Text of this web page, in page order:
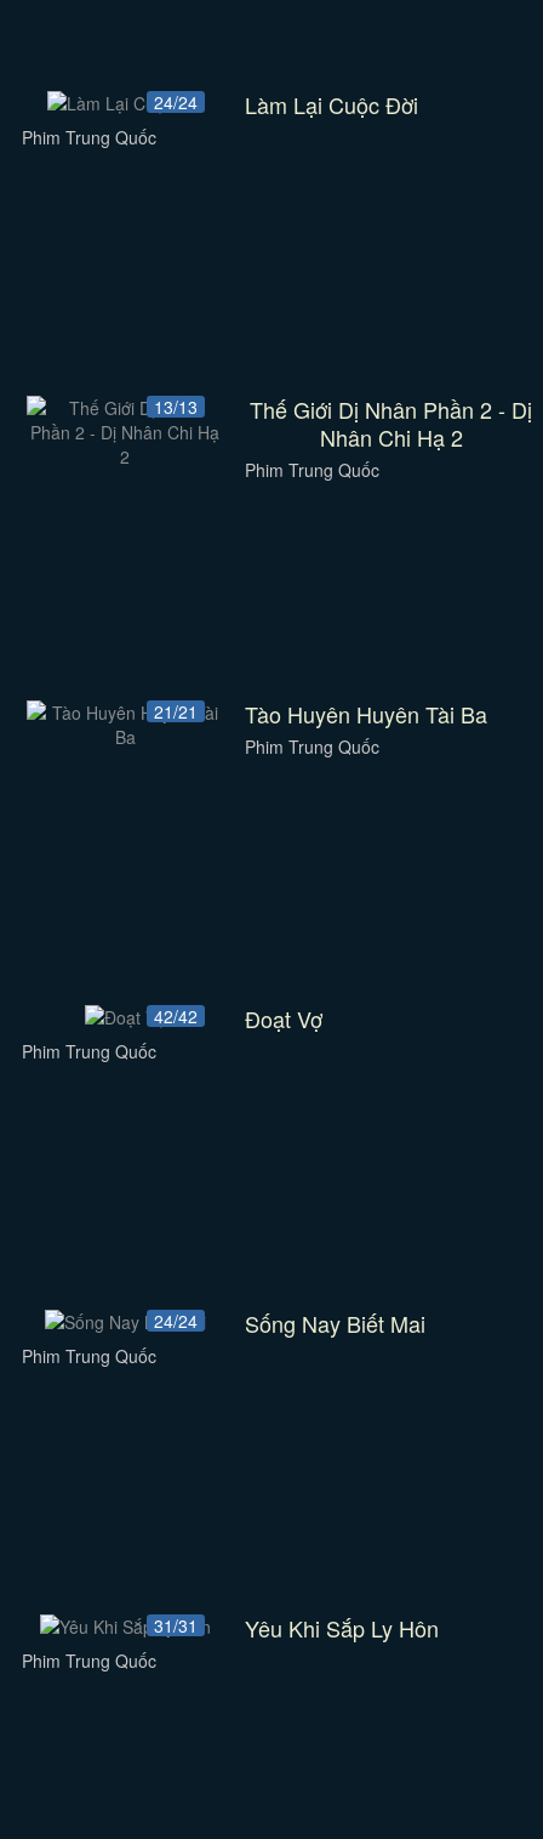
24/24 Làm Lại Cuộc Đời
Phim Trung Quốc
13/13
Thế Giới Dị Nhân Phần 2 - Dị
Nhân Chi Hạ 2
Phim Trung Quốc
21/21 Tào Huyên Huyên Tài Ba
Phim Trung Quốc
42/42 Đoạt Vợ
Phim Trung Quốc
24/24 Sống Nay Biết Mai
Phim Trung Quốc
31/31 Yêu Khi Sắp Ly Hôn
Phim Trung Quốc